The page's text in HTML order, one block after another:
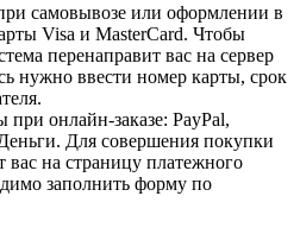
самовывозе или оформлении в
Visa и MasterCard. Чтобы
перенаправит вас на сервер
нужно ввести номер карты, срок
онлайн-заказе: PayPal,
Для совершения покупки
вас на страницу платежного
заполнить форму по